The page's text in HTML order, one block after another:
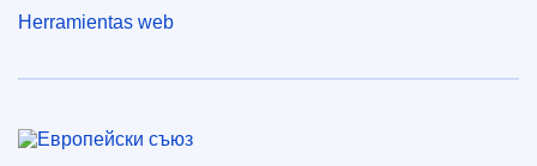
Herramientas web